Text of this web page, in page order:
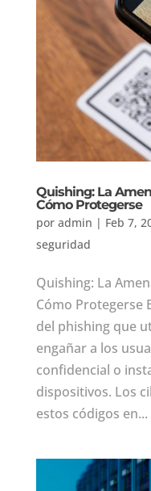
Quishing: La
Cómo Protegerse
por admin | Feb 7,
seguridad
Quishing: La
Cómo Protegerse
del phishing que
engañar a los
confidencial o
dispositivos. Los
estos códigos en...